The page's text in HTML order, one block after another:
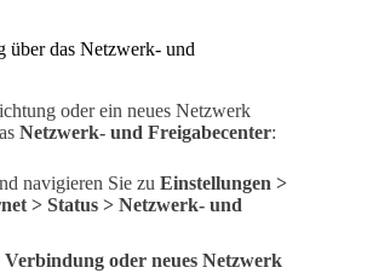
über das Netzwerk- und
oder ein neues Netzwerk
Netzwerk- und Freigabecenter:
navigieren Sie zu Einstellungen >
> Status > Netzwerk- und
Verbindung oder neues Netzwerk